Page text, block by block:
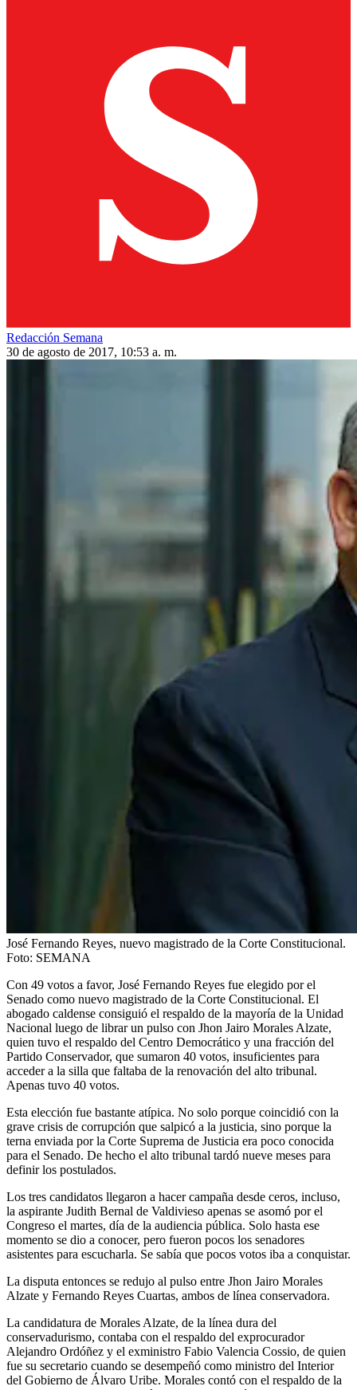
Redacción Semana
30 de agosto de 2017, 10:53 a. m.
José Fernando Reyes, nuevo magistrado de la Corte Constitucional.
Foto: SEMANA
Con 49 votos a favor, José Fernando Reyes fue elegido por el
Senado como nuevo magistrado de la Corte Constitucional. El
abogado caldense consiguió el respaldo de la mayoría de la Unidad
Nacional luego de librar un pulso con Jhon Jairo Morales Alzate,
quien tuvo el respaldo del Centro Democrático y una fracción del
Partido Conservador, que sumaron 40 votos, insuficientes para
acceder a la silla que faltaba de la renovación del alto tribunal.
Apenas tuvo 40 votos.
Esta elección fue bastante atípica. No solo porque coincidió con la
grave crisis de corrupción que salpicó a la justicia, sino porque la
terna enviada por la Corte Suprema de Justicia era poco conocida
para el Senado. De hecho el alto tribunal tardó nueve meses para
definir los postulados.
Los tres candidatos llegaron a hacer campaña desde ceros, incluso,
la aspirante Judith Bernal de Valdivieso apenas se asomó por el
Congreso el martes, día de la audiencia pública. Solo hasta ese
momento se dio a conocer, pero fueron pocos los senadores
asistentes para escucharla. Se sabía que pocos votos iba a conquistar.
La disputa entonces se redujo al pulso entre Jhon Jairo Morales
Alzate y Fernando Reyes Cuartas, ambos de línea conservadora.
La candidatura de Morales Alzate, de la línea dura del
conservadurismo, contaba con el respaldo del exprocurador
Alejandro Ordóñez y el exministro Fabio Valencia Cossio, de quien
fue su secretario cuando se desempeñó como ministro del Interior
del Gobierno de Álvaro Uribe. Morales contó con el respaldo de la